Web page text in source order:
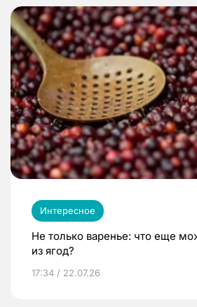
Интересное
Не только варенье: что еще
из ягод?
17:34 / 22.07.26